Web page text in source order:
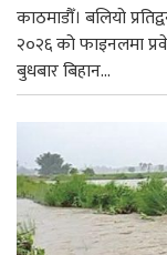
काठमाडौँ। बलियो
२०२६ को फाइनलमा
बुधबार बिहान...